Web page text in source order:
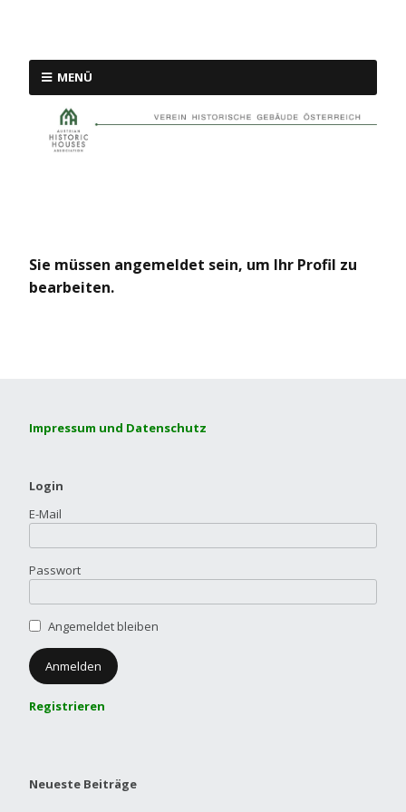
MENÜ
Sie müssen angemeldet sein, um Ihr Profil zu
bearbeiten.
Impressum und Datenschutz
Login
E-Mail
Passwort
Angemeldet bleiben
Registrieren
Neueste Beiträge